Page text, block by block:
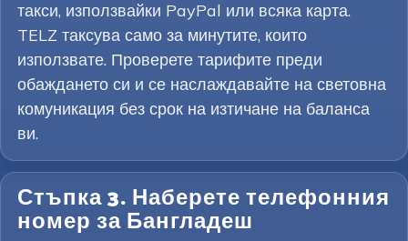
такси, използвайки PayPal или всяка карта.
TELZ таксува само за минутите, които
използвате. Проверете тарифите преди
обаждането си и се наслаждавайте на световна
комуникация без срок на изтичане на баланса
ви.
Стъпка 3. Наберете телефонния
номер за Бангладеш